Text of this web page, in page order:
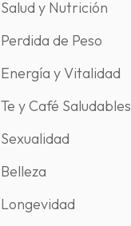
Salud y Nutrición
Perdida de Peso
Energía y Vitalidad
Te y Café Saludables
Sexualidad
Belleza
Longevidad